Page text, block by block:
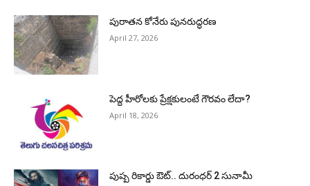
పురాత‌న కోనేరు పున‌రుద్ధ‌ర‌ణ
April 27, 2026
పెద్ద హీరోల‌కు ప్రేక్ష‌కులంటే గౌర‌వం లేదా?
April 18, 2026
పుష్ప రికార్డు ఔట్‌.. దురంధ‌ర్ 2 సునామీ